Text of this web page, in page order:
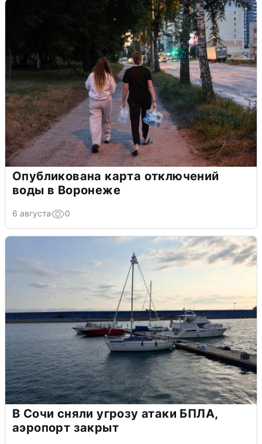
Опубликована карта отключений
воды в Воронеже
6 августа 0
В Сочи сняли угрозу атаки БПЛА,
аэропорт закрыт